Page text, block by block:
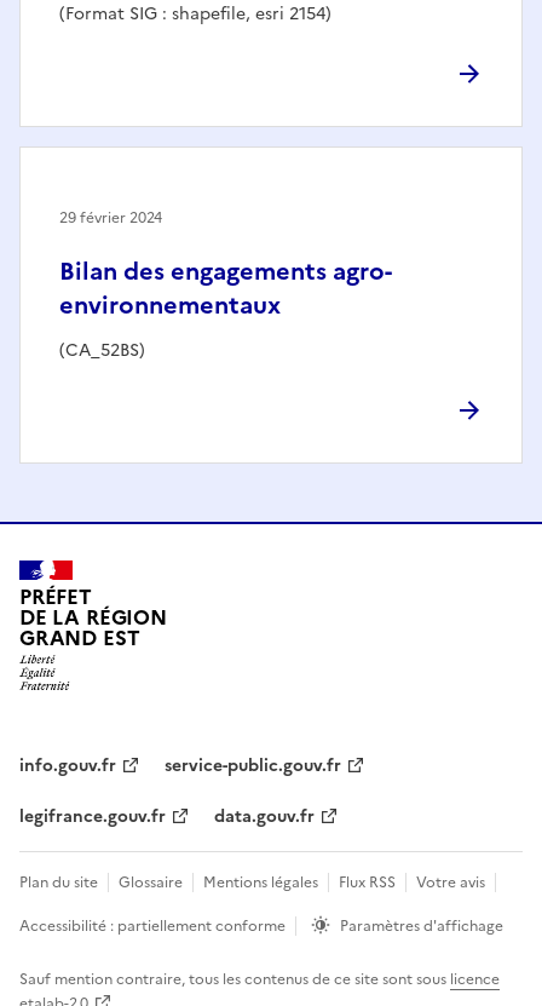
(Format SIG : shapefile, esri 2154)
Bilan des engagements agro-
environnementaux
(CA_52BS)
29 février 2024
PRÉFET
DE LA RÉGION
GRAND EST
info.gouv.fr
service-public.gouv.fr
legifrance.gouv.fr
data.gouv.fr
Plan du site Glossaire Mentions légales Flux RSS
Votre avis
Accessibilité : partiellement conforme
Paramètres d'affichage
Sauf mention contraire, tous les contenus de ce site sont sous licence